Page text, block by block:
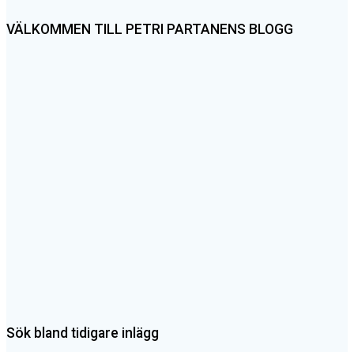
VÄLKOMMEN TILL PETRI PARTANENS BLOGG
Sök bland tidigare inlägg